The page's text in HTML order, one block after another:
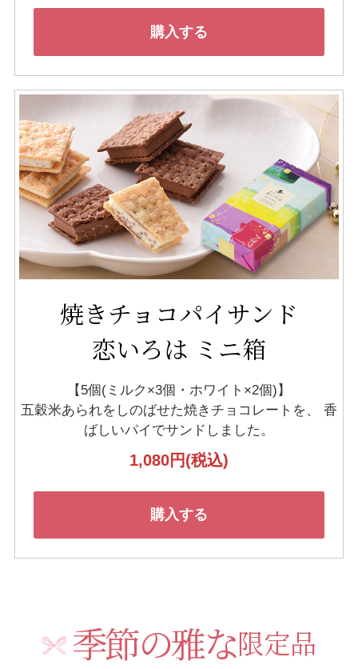
購入する
焼きチョコパイサンド
恋いろは ミニ箱
【5個(ミルク×3個・ホワイト×2個)】
五穀米あられをしのばせた焼きチョコレートを、
香
ばしいパイでサンドしました。
1,080円(税込)
購入する
季節の雅な限定品